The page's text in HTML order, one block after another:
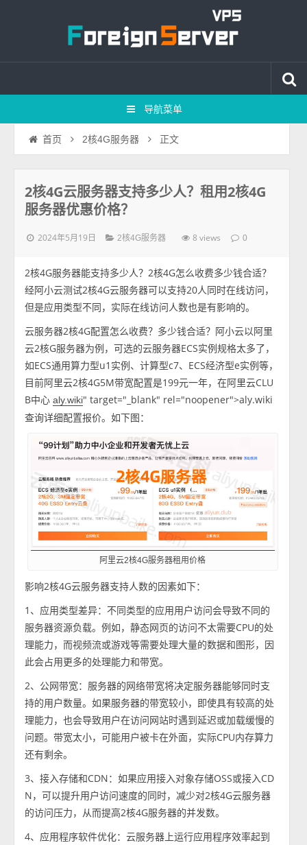
导航菜单
首页 2核4G服务器 正文
2核4G云服务器支持多少人？租用2核4G
服务器优惠价格？
2024年5月19日 2核4G服务器 8 views 0
2核4G服务器能支持多少人？2核4G怎么收费多少钱合适？
经阿小云测试2核4G云服务器可以支持20人同时在线访问，
但是应用类型不同，实际在线访问人数也是有影响的。
云服务器2核4G配置怎么收费？多少钱合适？阿小云以阿里
云2核G服务器为例，可选的云服务器ECS实例规格太多了，
如ECS通用算力型u1实例、计算型c7、ECS经济型e实例等，
目前阿里云2核4G5M带宽配置是199元一年，在阿里云CLU
B中心aly.wiki" target="_blank" rel="noopener">aly.wiki
查询详细配置报价。如下图：
阿里云2核4G服务器租用价格
影响2核4G云服务器支持人数的因素如下：
1、应用类型差异：不同类型的应用用户访问会导致不同的
服务器资源负载。例如，静态网页的访问不太需要CPU的处
理能力，而视频流或游戏等需要处理大量的数据和图形，因
此会占用更多的处理能力和带宽。
2、公网带宽：服务器的网络带宽将决定服务器能够同时支
持的用户数量。如果服务器的带宽较小，即使具有较高的处
理能力，也会导致用户在访问网站时遇到延迟或加载缓慢的
问题。带宽太小，可能用户被卡在外面，实际CPU内存算力
还有剩余。
3、接入存储和CDN：如果应用接入对象存储OSS或接入CD
N，可以提升用户访问速度的同时，减少对2核4G云服务器
的访问压力，从而提高2核4G服务器的并发数。
4、应用程序软件优化：云服务器上运行应用程序效率起到